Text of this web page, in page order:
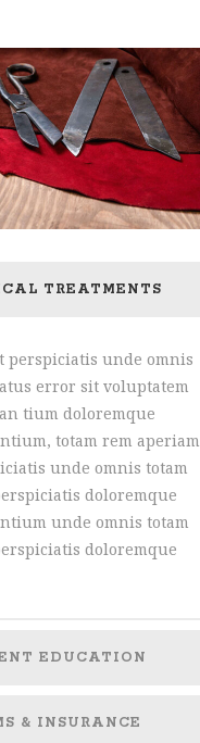
TREATMENTS
perspiciatis unde omnis
error sit voluptatem
tium doloremque
totam rem aperiam
unde omnis totam
doloremque
unde omnis totam
doloremque
EDUCATION
& INSURANCE